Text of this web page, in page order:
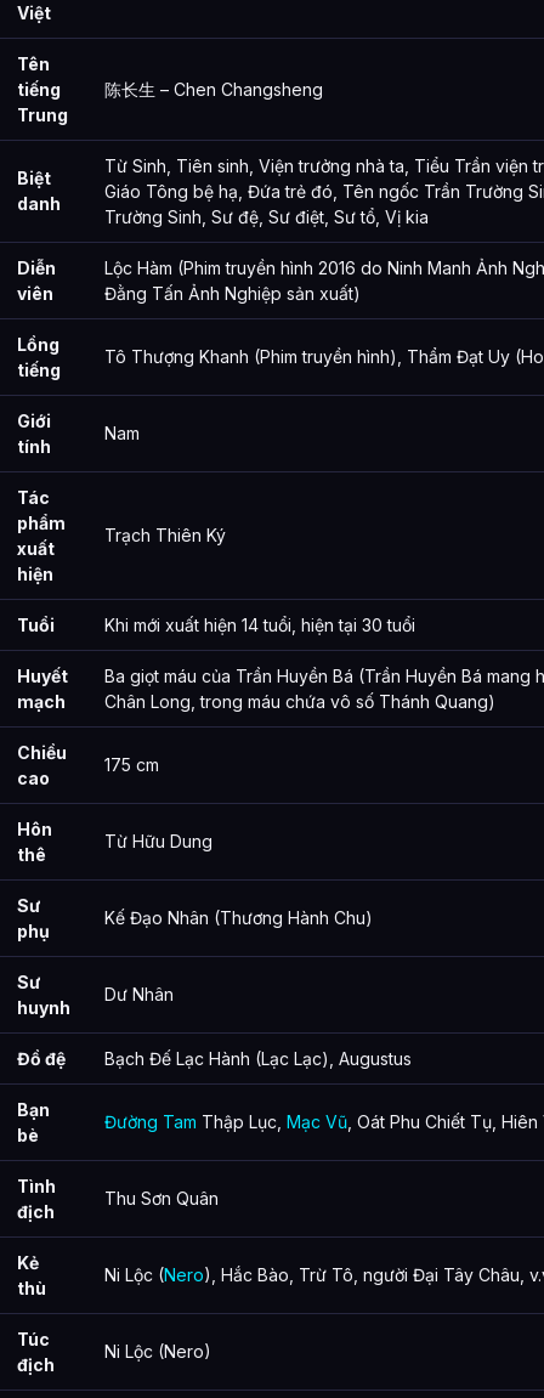
Việt
Tên
tiếng
Trung
陈长生 – Chen Changsheng
Biệt
danh
Từ Sinh, Tiên sinh, Viện trưởng nhà ta, Tiểu Trần viện
Giáo Tông bệ hạ, Đứa trẻ đó, Tên ngốc Trần Trường
Trường Sinh, Sư đệ, Sư điệt, Sư tổ, Vị kia
Diễn
viên
Lộc Hàm (Phim truyền hình 2016 do Ninh Manh Ảnh
Đằng Tấn Ảnh Nghiệp sản xuất)
Lồng
tiếng
Tô Thượng Khanh (Phim truyền hình), Thẩm Đạt Uy
Giới
tính
Nam
Tác
phẩm
xuất
hiện
Trạch Thiên Ký
Tuổi Khi mới xuất hiện 14 tuổi, hiện tại 30 tuổi
Huyết
mạch
Ba giọt máu của Trần Huyền Bá (Trần Huyền Bá mang
Chân Long, trong máu chứa vô số Thánh Quang)
Chiều
cao
175 cm
Hôn
thê
Từ Hữu Dung
Sư
phụ
Kế Đạo Nhân (Thương Hành Chu)
Sư
huynh
Dư Nhân
Đồ đệ Bạch Đế Lạc Hành (Lạc Lạc), Augustus
Bạn
bè
Đường Tam Thập Lục, Mạc Vũ , Oát Phu Chiết Tụ,
Tình
địch
Thu Sơn Quân
Kẻ
thù
Ni Lộc (Nero), Hắc Bào, Trừ Tô, người Đại Tây Châu,
Túc
địch
Ni Lộc (Nero)